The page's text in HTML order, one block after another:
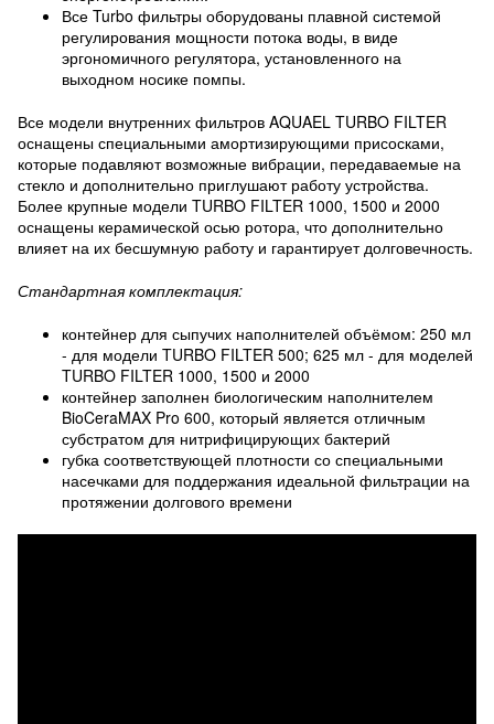
Все Turbo фильтры оборудованы плавной системой
регулирования мощности потока воды, в виде
эргономичного регулятора, установленного на
выходном носике помпы.
Все модели внутренних фильтров AQUAEL TURBO FILTER
оснащены специальными амортизирующими присосками,
которые подавляют возможные вибрации, передаваемые на
стекло и дополнительно приглушают работу устройства.
Более крупные модели TURBO FILTER 1000, 1500 и 2000
оснащены керамической осью ротора, что дополнительно
влияет на их бесшумную работу и гарантирует долговечность.
Стандартная комплектация:
контейнер для сыпучих наполнителей объёмом: 250 мл
- для модели TURBO FILTER 500; 625 мл - для моделей
TURBO FILTER 1000, 1500 и 2000
контейнер заполнен биологическим наполнителем
BioCeraMAX Pro 600, который является отличным
субстратом для нитрифицирующих бактерий
губка соответствующей плотности со специальными
насечками для поддержания идеальной фильтрации на
протяжении долгового времени